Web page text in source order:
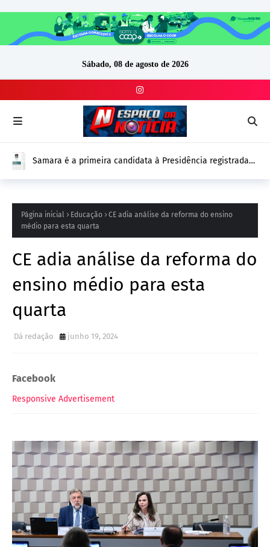
Sábado, 08 de agosto de 2026
Samara é a primeira candidata à Presidência registrada
Página inicial Educação
CE adia análise da reforma do ensino
médio para esta quarta
CE adia análise da reforma do
ensino médio para esta
quarta
Dá redação junho 19, 2024
Facebook
Responsive Advertisement